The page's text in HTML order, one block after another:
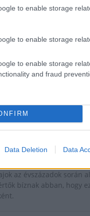
to enable storage
to enable storage
to enable storage
and fraud
Data Deletion Data
az évszázadok során
bíznak abban, hogy